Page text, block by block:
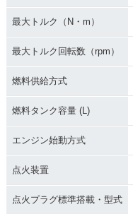
最大トルク（N・m）
最大トルク回転数（rpm）
燃料供給方式
燃料タンク容量 (L)
エンジン始動方式
点火装置
点火プラグ標準搭載・型式